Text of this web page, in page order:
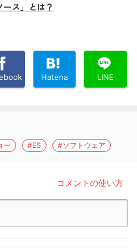
ース」とは？
Hatena LINE
ー #ES #ソフトウェア
コメントの使い方